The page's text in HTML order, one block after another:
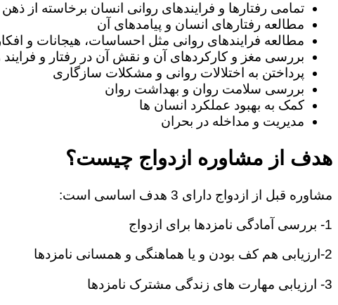
تمامی رفتارها و فرایندهای روانی انسان برخاسته از
مطالعه رفتارهای انسان و پیامدهای آن
مطالعه فرایندهای روانی مثل احساسات، هیجانات و افکار
بررسی مغز و کارکردهای آن و نقش آن در رفتار و فرایند
پرداختن به اختلالات روانی و مشکلات سازگاری
بررسی سلامت روان و بهداشت روان
کمک به بهبود عملکرد انسان ها
مدیریت و مداخله در بحران
هدف از مشاوره ازدواج چیست؟
مشاوره قبل از ازدواج دارای 3 هدف اساسی است:
1- بررسی آمادگی نامزدها برای ازدواج
2-ارزیابی هم کف بودن و یا هماهنگی و همسانی نامزدها
3- ارزیابی مهارت های زندگی مشترک نامزدها